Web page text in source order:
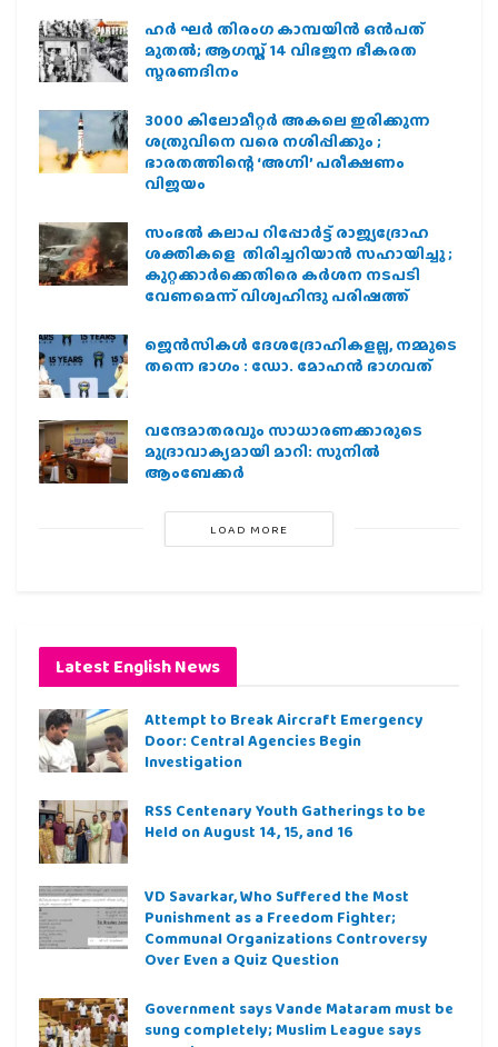
ഹര്‍ ഘര്‍ തിരംഗ കാമ്പയിന്‍ ഒന്‍പത്
മുതല്‍; ആഗസ്ത് 14 വിഭജന ഭീകരത
സ്മരണദിനം
3000 കിലോമീറ്റർ അകലെ ഇരിക്കുന്ന
ശത്രുവിനെ വരെ നശിപ്പിക്കും ;
ഭാരതത്തിന്റെ ‘അഗ്നി’ പരീക്ഷണം
വിജയം
സംഭൽ കലാപ റിപ്പോർട്ട് രാജ്യദ്രോഹ
ശക്തികളെ തിരിച്ചറിയാൻ സഹായിച്ചു ;
കുറ്റക്കാർക്കെതിരെ കർശന നടപടി
വേണമെന്ന് വിശ്വഹിന്ദു പരിഷത്ത്
ജെന്‍സികള്‍ ദേശദ്രോഹികളല്ല, നമ്മുടെ
തന്നെ ഭാഗം : ഡോ. മോഹന്‍ ഭാഗവത്
വന്ദേമാതരവും സാധാരണക്കാരുടെ
മുദ്രാവാക്യമായി മാറി: സുനിൽ
ആംബേക്കർ
LOAD MORE
Latest English News
Attempt to Break Aircraft Emergency
Door: Central Agencies Begin
Investigation
RSS Centenary Youth Gatherings to be
Held on August 14, 15, and 16
VD Savarkar, Who Suffered the Most
Punishment as a Freedom Fighter;
Communal Organizations Controversy
Over Even a Quiz Question
Government says Vande Mataram must be
sung completely; Muslim League says